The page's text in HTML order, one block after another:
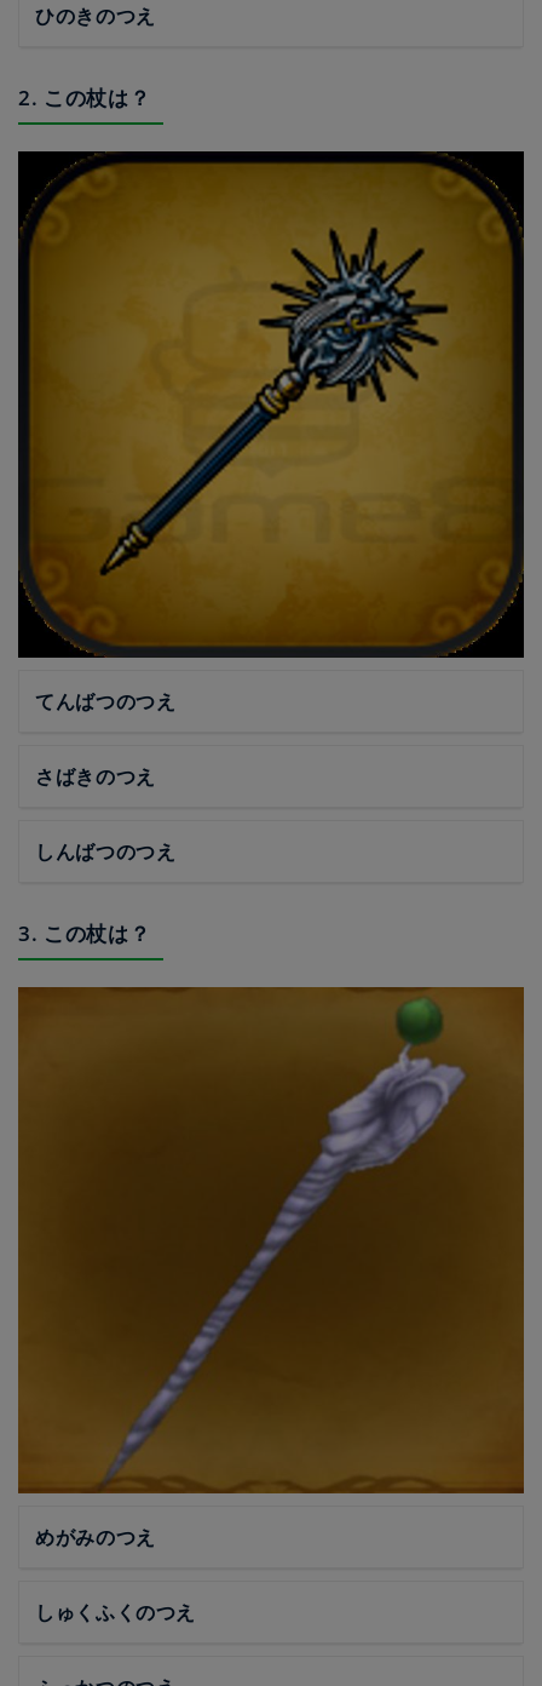
ひのきのつえ
2. この杖は？
てんばつのつえ
さばきのつえ
しんばつのつえ
3. この杖は？
めがみのつえ
しゅくふくのつえ